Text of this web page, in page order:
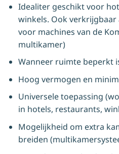
Idealiter geschikt voor
winkels. Ook
voor machines van de
multikamer)
Wanneer ruimte beperkt
Hoog vermogen en
Universele toepassing
in hotels, restaurants,
Mogelijkheid om extra
breiden